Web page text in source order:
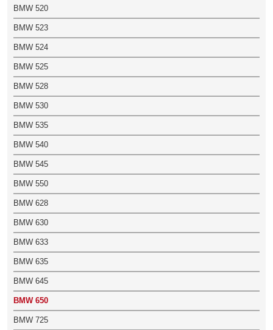
BMW 520
BMW 523
BMW 524
BMW 525
BMW 528
BMW 530
BMW 535
BMW 540
BMW 545
BMW 550
BMW 628
BMW 630
BMW 633
BMW 635
BMW 645
BMW 650
BMW 725